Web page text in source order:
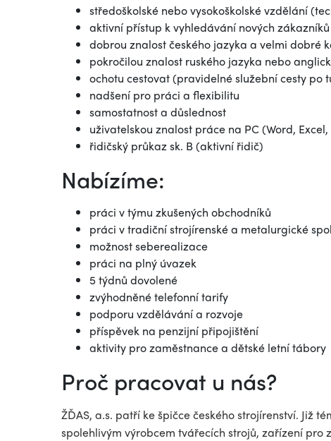
středoškolské nebo vysokoškolské vzdělání
aktivní přístup k vyhledávání nových
dobrou znalost českého jazyka a velmi dobré
pokročilou znalost ruského jazyka nebo
ochotu cestovat (pravidelné služební cesty po
nadšení pro práci a flexibilitu
samostatnost a důslednost
uživatelskou znalost práce na PC (Word,
řidičský průkaz sk. B (aktivní řidič)
Nabízíme:
práci v týmu zkušených obchodníků
práci v tradiční strojírenské a metalurgické
možnost seberealizace
práci na plný úvazek
5 týdnů dovolené
zvýhodněné telefonní tarify
podporu vzdělávání a rozvoje
příspěvek na penzijní připojištění
aktivity pro zaměstnance a dětské letní tábory
Proč pracovat u nás?
ŽĎAS, a.s. patří ke špičce českého strojírenství. Již
spolehlivým výrobcem tvářecích strojů, zařízení pro